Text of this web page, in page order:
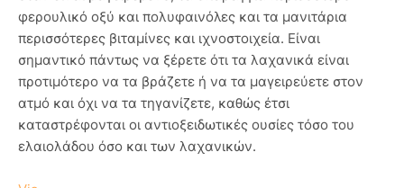
φερουλικό οξύ και πολυφαινόλες και τα μανιτάρια
περισσότερες βιταμίνες και ιχνοστοιχεία. Είναι
σημαντικό πάντως να ξέρετε ότι τα λαχανικά είναι
προτιμότερο να τα βράζετε ή να τα μαγειρεύετε στον
ατμό και όχι να τα τηγανίζετε, καθώς έτσι
καταστρέφονται οι αντιοξειδωτικές ουσίες τόσο του
ελαιολάδου όσο και των λαχανικών.